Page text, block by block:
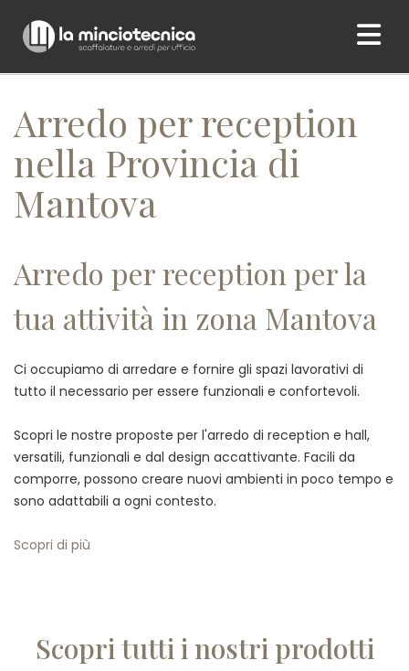
Home/ Arredo per reception nella Provincia di Mantova
Arredo per reception
nella Provincia di
Mantova
Arredo per reception per la
tua attività in zona Mantova
Ci occupiamo di arredare e fornire gli spazi lavorativi di
tutto il necessario per essere funzionali e confortevoli.
Scopri le nostre proposte per l'arredo di reception e hall,
versatili, funzionali e dal design accattivante. Facili da
comporre, possono creare nuovi ambienti in poco tempo e
sono adattabili a ogni contesto.
Scopri di più
Scopri tutti i nostri prodotti